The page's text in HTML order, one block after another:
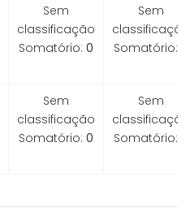
Sem
classificação
Somatório: 0
Sem
classificação
Somatório:
Sem
classificação
Somatório: 0
Sem
classificação
Somatório: